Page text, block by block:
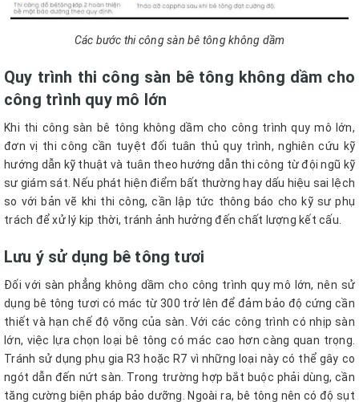
Các bước thi công sàn bê tông không dầm
Quy trình thi công sàn bê tông không dầm cho
công trình quy mô lớn
Khi thi công sàn bê tông không dầm cho công trình quy mô lớn,
đơn vị thi công cần tuyệt đối tuân thủ quy trình, nghiên cứu kỹ
hướng dẫn kỹ thuật và tuân theo hướng dẫn thi công từ đội ngũ kỹ
sư giám sát. Nếu phát hiện điểm bất thường hay dấu hiệu sai lệch
so với bản vẽ khi thi công, cần lập tức thông báo cho kỹ sư phụ
trách để xử lý kịp thời, tránh ảnh hưởng đến chất lượng kết cấu.
Lưu ý sử dụng bê tông tươi
Đối với sàn phẳng không dầm cho công trình quy mô lớn, nên sử
dụng bê tông tươi có mác từ 300 trở lên để đảm bảo độ cứng cần
thiết và hạn chế độ võng của sàn. Với các công trình có nhịp sàn
lớn, việc lựa chọn loại bê tông có mác cao hơn càng quan trọng.
Tránh sử dụng phụ gia R3 hoặc R7 vì những loại này có thể gây co
ngót dẫn đến nứt sàn. Trong trường hợp bắt buộc phải dùng, cần
tăng cường biện pháp bảo dưỡng. Ngoài ra, bê tông nên có độ sụt